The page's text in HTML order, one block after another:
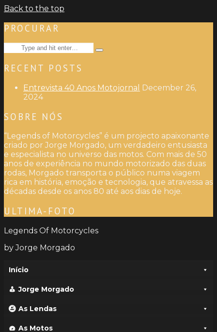
Back to the top
PROCURAR
Search
Type
RECENT POSTS
Entrevista 40 Anos Motojornal December 26,
2024
SOBRE NÓS
“Legends of Motorcycles” é um projecto apaixonante
criado por Jorge Morgado, um verdadeiro entusiasta
e especialista no universo das motos. Com mais de 50
anos de experiência no mundo motorizado das duas
rodas, Morgado transporta o público numa viagem
rica em história, emoção e tecnologia, que atravessa as
décadas desde os anos 80 até aos dias de hoje.
ULTIMA-FOTO
Legends Of Motorcycles
by Jorge Morgado
Início
Jorge Morgado
As Lendas
As Motos